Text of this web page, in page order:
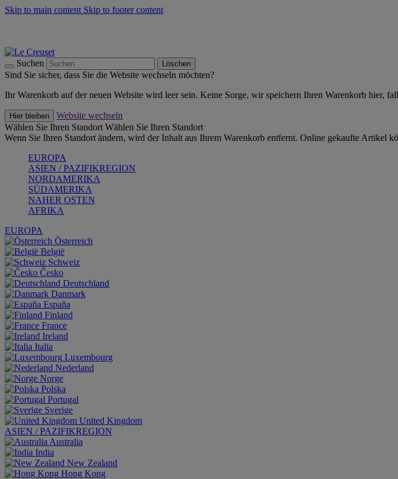
Skip to main content Skip to footer content
Suchen Löschen
Sind Sie sicher, dass Sie die Website wechseln möchten?
Ihr Warenkorb auf der neuen Website wird leer sein. Keine Sorge, wir speichern Ihren Warenkorb hier,
Hier bleiben
Website wechseln
Wählen Sie Ihren Standort Wählen Sie Ihren Standort
Wenn Sie Ihren Standort ändern, wird der Inhalt aus Ihrem Warenkorb entfernt. Online gekaufte Artikel
EUROPA
ASIEN / PAZIFIKREGION
NORDAMERIKA
SÜDAMERIKA
NAHER OSTEN
AFRIKA
EUROPA
Österreich
België
Schweiz
Česko
Deutschland
Danmark
España
Finland
France
Ireland
Italia
Luxembourg
Nederland
Norge
Polska
Portugal
Sverige
United Kingdom
ASIEN / PAZIFIKREGION
Australia
India
New Zealand
Hong Kong